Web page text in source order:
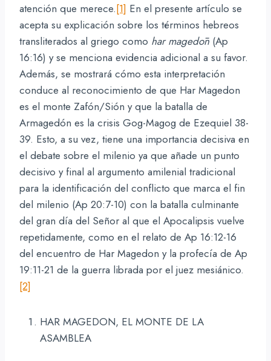
atención que merece.[1] En el presente artículo se
acepta su explicación sobre los términos hebreos
transliterados al griego como har magedōn (Ap
16:16) y se menciona evidencia adicional a su favor.
Además, se mostrará cómo esta interpretación
conduce al reconocimiento de que Har Magedon
es el monte Zafón/Sión y que la batalla de
Armagedón es la crisis Gog-Magog de Ezequiel 38-
39. Esto, a su vez, tiene una importancia decisiva en
el debate sobre el milenio ya que añade un punto
decisivo y final al argumento amilenial tradicional
para la identificación del conflicto que marca el fin
del milenio (Ap 20:7-10) con la batalla culminante
del gran día del Señor al que el Apocalipsis vuelve
repetidamente, como en el relato de Ap 16:12-16
del encuentro de Har Magedon y la profecía de Ap
19:11-21 de la guerra librada por el juez mesiánico.
[2]
HAR MAGEDON, EL MONTE DE LA
ASAMBLEA